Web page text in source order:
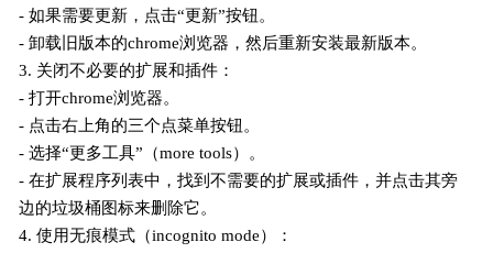
- 如果需要更新，点击“更新”按钮。
- 卸载旧版本的chrome浏览器，然后重新安装最新版本。
3. 关闭不必要的扩展和插件：
- 打开chrome浏览器。
- 点击右上角的三个点菜单按钮。
- 选择“更多工具”（more tools）。
- 在扩展程序列表中，找到不需要的扩展或插件，并点击其旁
边的垃圾桶图标来删除它。
4. 使用无痕模式（incognito mode）：